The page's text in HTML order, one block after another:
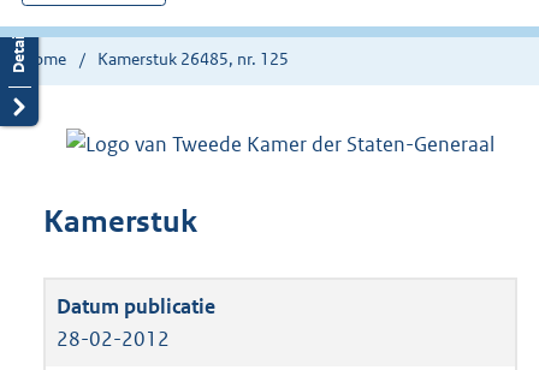
hier:
Home Kamerstuk 26485, nr. 125
Kamerstuk
28-02-2012